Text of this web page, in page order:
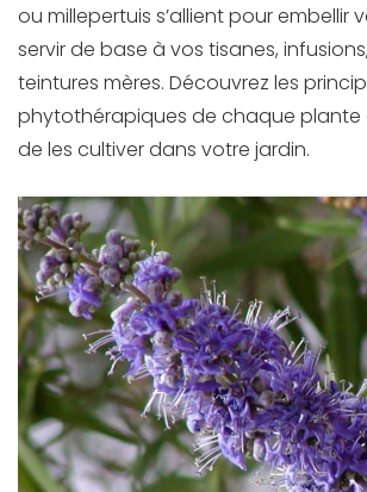
ou millepertuis s’allient pour embellir
servir de base à vos tisanes,
teintures mères. Découvrez les
phytothérapiques de chaque plante
de les cultiver dans votre jardin.